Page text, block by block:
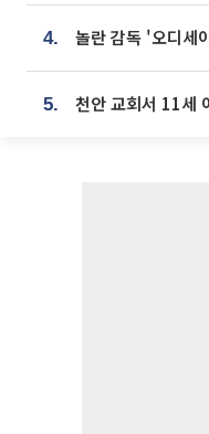
4.
5.